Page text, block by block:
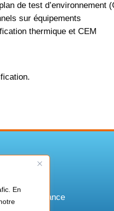
En
de test d’environnement
sur équipements
thermique et CEM
de puissance